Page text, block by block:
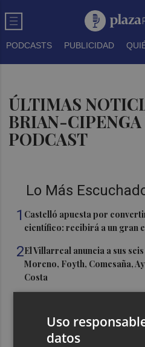
PODCASTS PUBLICIDAD
ÚLTIMAS
BRIAN-CIPENGA
PODCAST
Lo Más
1 Castelló apuesta por
científico: recibirá a un gran
2El Villarreal anuncia a sus
Moreno, Foyth, Comesaña,
Costa
San Javier da viabilidad al
Uso
datos